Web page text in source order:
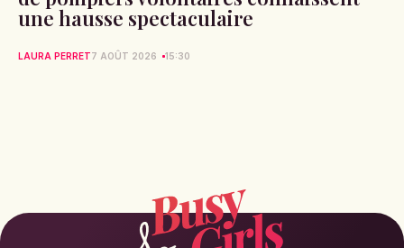
une hausse spectaculaire
LAURA PERRET7 AOÛT 2026 15:30